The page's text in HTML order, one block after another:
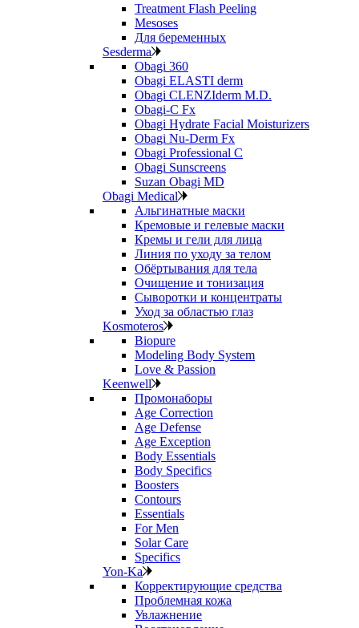
Treatment Flash Peeling
Mesoses
Для беременных
Sesderma
Obagi 360
Obagi ELASTI derm
Obagi CLENZIderm M.D.
Obagi-C Fx
Obagi Hydrate Facial Moisturizers
Obagi Nu-Derm Fx
Obagi Professional C
Obagi Sunscreens
Suzan Obagi MD
Obagi Medical
Альгинатные маски
Кремовые и гелевые маски
Кремы и гели для лица
Линия по уходу за телом
Обёртывания для тела
Очищение и тонизация
Сыворотки и концентраты
Уход за областью глаз
Kosmoteros
Biopure
Modeling Body System
Love & Passion
Keenwell
Промонаборы
Age Correction
Age Defense
Age Exception
Body Essentials
Body Specifics
Boosters
Contours
Essentials
For Men
Solar Care
Specifics
Yon-Ka
Корректирующие средства
Проблемная кожа
Увлажнение